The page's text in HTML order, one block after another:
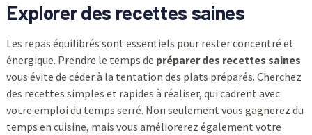
Explorer des recettes saines
Les repas équilibrés sont essentiels pour rester concentré et
énergique. Prendre le temps de préparer des recettes saines
vous évite de céder à la tentation des plats préparés. Cherchez
des recettes simples et rapides à réaliser, qui cadrent avec
votre emploi du temps serré. Non seulement vous gagnerez du
temps en cuisine, mais vous améliorerez également votre